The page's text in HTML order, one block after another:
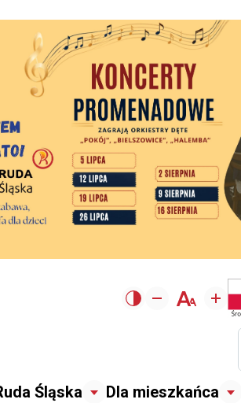
Śląska Dla mieszkańca